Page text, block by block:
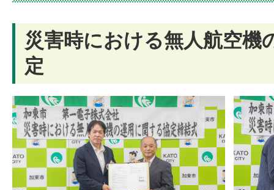
災害時における無人航空機
定